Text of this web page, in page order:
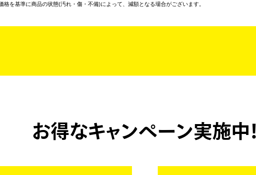
格を基準に商品の状態(汚れ・傷・不備)によって、減額となる場合がございます。
お得なキャンペーン実施中